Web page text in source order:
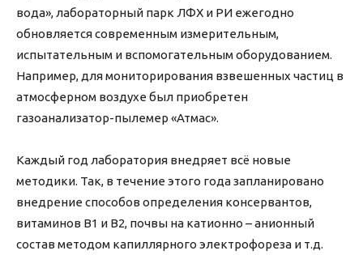
вода», лабораторный парк ЛФХ и РИ ежегодно
обновляется современным измерительным,
испытательным и вспомогательным оборудованием.
Например, для мониторирования взвешенных частиц в
атмосферном воздухе был приобретен
газоанализатор-пылемер «Атмас».
Каждый год лаборатория внедряет всё новые
методики. Так, в течение этого года запланировано
внедрение способов определения консервантов,
витаминов В1 и В2, почвы на катионно – анионный
состав методом капиллярного электрофореза и т.д.